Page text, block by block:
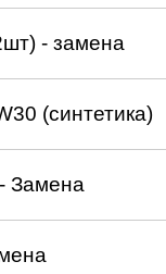
- замена
(синтетика)
Замена